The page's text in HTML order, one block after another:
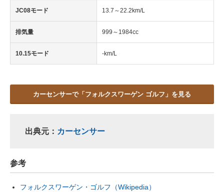
JC08モード 13.7～22.2km/L
排気量 999～1984cc
10.15モード -km/L
カーセンサーで「フォルクスワーゲン ゴルフ」を見る
出典元： カーセンサー
参考
フォルクスワーゲン・ゴルフ（Wikipedia）